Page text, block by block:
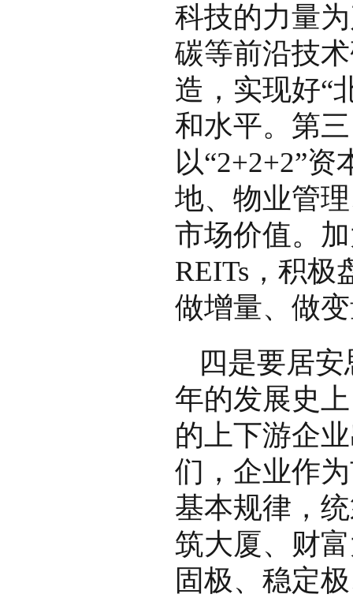
科技的力量
碳等前沿技
造，实现好“
和水平。第
以“2+2+2”
地、物业管
市场价值。
REITs，积极
做增量、做
四是要居
年的发展史
的上下游企
们，企业作
基本规律，
筑大厦、财
固极、稳定